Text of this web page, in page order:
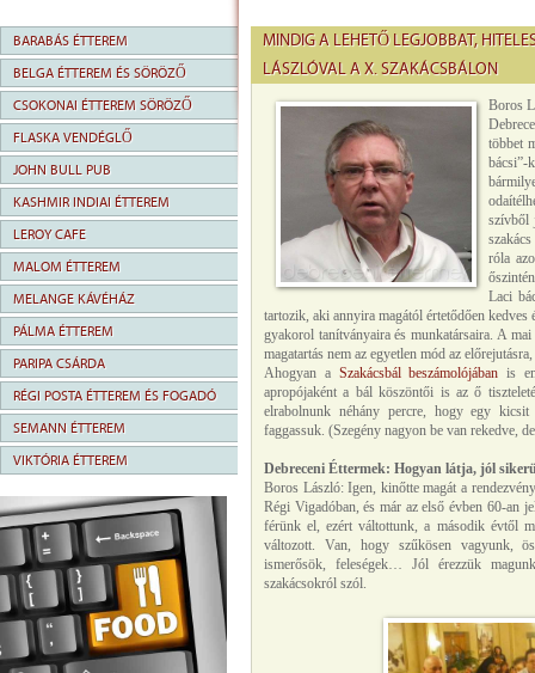
BARABÁS ÉTTEREM
BELGA ÉTTEREM ÉS SÖRÖZŐ
CSOKONAI ÉTTEREM SÖRÖZŐ
FLASKA VENDÉGLŐ
JOHN BULL PUB
KASHMIR INDIAI ÉTTEREM
LEROY CAFE
MALOM ÉTTEREM
MELANGE KÁVÉHÁZ
PÁLMA ÉTTEREM
PARIPA CSÁRDA
RÉGI POSTA ÉTTEREM ÉS FOGADÓ
SEMANN ÉTTEREM
VIKTÓRIA ÉTTEREM
MINDIG A LEHETŐ LEGJOBBAT,
LÁSZLÓVAL A X. SZAKÁCSBÁLON
Boros
többet
bácsi”-
szívből
róla
Laci
tartozik, aki annyira magától értetődően kedves
gyakorol tanítványaira és munkatársaira. A
magatartás nem az egyetlen mód az
Ahogyan a Szakácsbál beszámolójában is
apropójaként a bál köszöntői is az ő
elrabolnunk néhány percre, hogy egy
faggassuk. (Szegény nagyon be van rekedve,
Debreceni Éttermek: Hogyan látja, jól
Boros László: Igen, kinőtte magát a
Régi Vigadóban, és már az első évben 60-an
férünk el, ezért váltottunk, a második évtől
változott. Van, hogy szűkösen vagyunk,
ismerősök, feleségek… Jól érezzük
szakácsokról szól.